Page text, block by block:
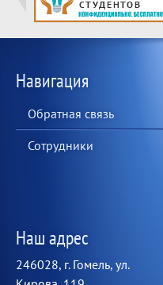
Навигация
Обратная связь
Сотрудники
Наш адрес
246028, г. Гомель, ул.